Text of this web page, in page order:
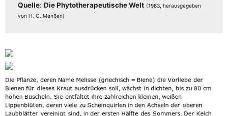
Quel­le: Die Phy­to­the­ra­peu­ti­sche Welt (1983, her­aus­ge­ge­ben
von H. G. Menßen)